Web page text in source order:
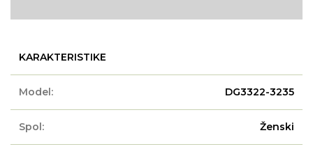
KARAKTERISTIKE
Model: DG3322-3235
Spol: Ženski